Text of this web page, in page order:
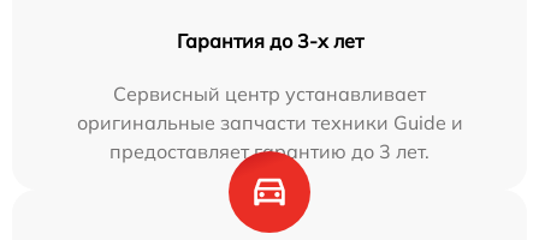
Гарантия до 3-х лет
Сервисный центр устанавливает
оригинальные запчасти техники Guide и
предоставляет гарантию до 3 лет.